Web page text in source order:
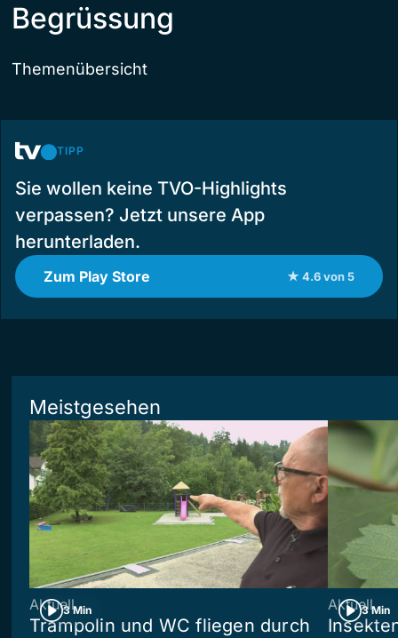
Begrüssung
Themenübersicht
TIPP
Sie wollen keine TVO-Highlights
verpassen? Jetzt unsere App
herunterladen.
Zum Play Store ★ 4.6 von 5
Meistgesehen
3 Min
Aktuell
Trampolin und WC fliegen durch
3 Min
Aktuell